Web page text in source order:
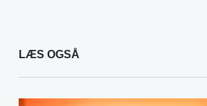
LÆS OGSÅ